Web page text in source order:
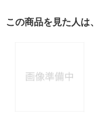
この商品を見た人